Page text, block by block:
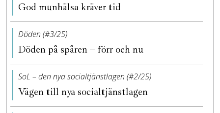
God munhälsa kräver tid
Döden (#3/25)
Döden på spåren – förr och nu
SoL – den nya socialtjänstlagen (#2/25)
Vägen till nya socialtjänstlagen